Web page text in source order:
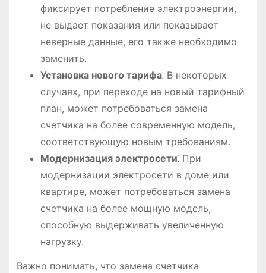
фиксирует потребление электроэнергии,
не выдает показания или показывает
неверные данные, его также необходимо
заменить.
Установка нового тарифа⁚ В некоторых
случаях, при переходе на новый тарифный
план, может потребоваться замена
счетчика на более современную модель,
соответствующую новым требованиям.
Модернизация электросети⁚ При
модернизации электросети в доме или
квартире, может потребоваться замена
счетчика на более мощную модель,
способную выдерживать увеличенную
нагрузку.
Важно понимать, что замена счетчика